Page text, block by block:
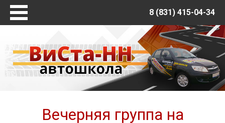
8 (831) 415-04-34
Обучение и услуги
Вечерняя группа на категорию В
Вечерняя группа на категорию В
Об автошколеВечерняя группа на